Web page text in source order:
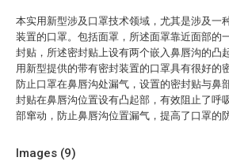
本实用新型涉及口罩技术领域，尤其是涉及一
装置的口罩。包括面罩，所述面罩靠近面部的
封贴，所述密封贴上设有两个嵌入鼻唇沟的凸
用新型提供的带有密封装置的口罩具有很好的
防止口罩在鼻唇沟处漏气，设置的密封贴与鼻
封贴在鼻唇沟位置设有凸起部，有效阻止了呼
部窜动，防止鼻唇沟位置漏气，提高了口罩的
Images (9)